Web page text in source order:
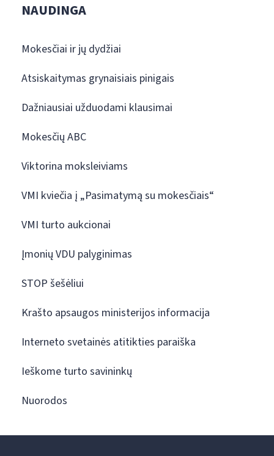
NAUDINGA
Mokesčiai ir jų dydžiai
Atsiskaitymas grynaisiais pinigais
Dažniausiai užduodami klausimai
Mokesčių ABC
Viktorina moksleiviams
VMI kviečia į „Pasimatymą su mokesčiais“
VMI turto aukcionai
Įmonių VDU palyginimas
STOP šešėliui
Krašto apsaugos ministerijos informacija
Interneto svetainės atitikties paraiška
Ieškome turto savininkų
Nuorodos